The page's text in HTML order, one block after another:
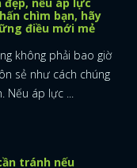
chìm bạn, hãy
điều mới mẻ
không phải bao giờ
sẻ như cách chúng
Nếu áp lực ...
tránh nếu